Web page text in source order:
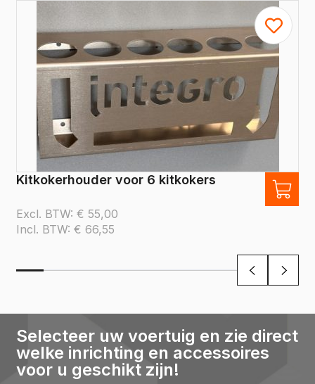
Kitkokerhouder voor 6 kitkokers
Excl. BTW: € 55,00
Incl. BTW: € 66,55
Selecteer uw voertuig en zie direct
welke inrichting en accessoires
voor u geschikt zijn!